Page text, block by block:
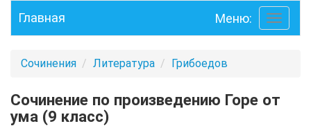
Toggle
Главная Меню:
Сочинения Литература Грибоедов
Сочинение по произведению Горе от
ума (9 класс)